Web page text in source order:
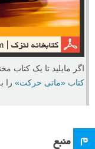
اگر مایلید تا یک کتاب
کتاب «ماتی حرکت» را
م منبع